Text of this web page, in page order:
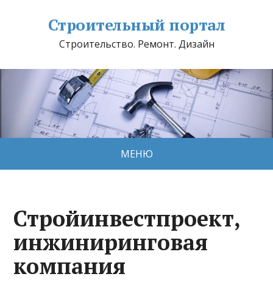
Строительный портал
Строительство. Ремонт. Дизайн
МЕНЮ
Стройинвестпроект,
инжиниринговая
компания